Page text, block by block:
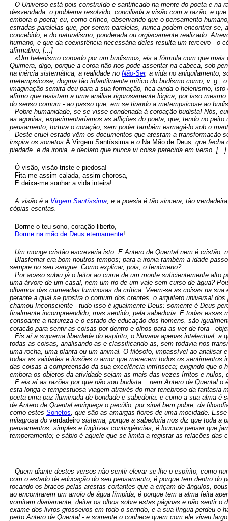
O Universo está pois construído e santificado na mente do poeta e na
desvendada, o problema resolvido, conciliada a visão com a razão, e
embora o poeta; eu, como crítico, observando que o pensamento
estradas paralelas que, por serem paralelas, nunca podem encontrar-
concebido, e do naturalismo, ponderada ou orgiacamente realizado.
humano, e que da coexistência necessária deles resulta um terceiro - o
afirmativo; [...]
«Um helenismo coroado por um budismo», eis a fórmula com que
Quimera, digo, porque a coroa não nos pode assentar na cabeça, sob
na inércia sistemática, a realidade no Não-Ser, a vida no aniquilamento,
metempsicose, dogma tão infantilmente mítico do budismo como, v. g.,
imaginação semita deu para a sua formação, fica ainda o helenismo,
afirmo que resistam a uma análise rigorosamente lógica, por isso
do senso comum - ao passo que, em se tirando a metempsicose ao
Pobre humanidade, se se visse condenada à coroação budista! Nós,
as agonias, experimentaríamos as aflições do poeta, que, tendo no
pensamento, tortura o coração, sem poder também esmagá-lo sob o
Deste cruel estado vêm os documentos que atestam a transformação
inspira os sonetos À Virgem Santíssimae o Na Mão de Deus, que fecha
piedade e da ironia, e declaro que nunca vi coisa parecida em verso. [...]
Ó visão, visão triste e piedosa!
Fita-me assim calada, assim chorosa,
E deixa-me sonhar a vida inteira!
A visão é a Virgem Santíssima, e a poesia é tão sincera, tão
cópias escritas.
Dorme o teu sono, coração liberto,
Dorme na mão de Deus eternamente!
Um monge cristão escreveria isto. E Antero de Quental nem é cristão,
Blasfemar era bom noutros tempos; para a ironia também a idade
sempre no seu sangue. Como explicar, pois, o fenómeno?
Por acaso subiu já o leitor ao cume de um monte suficientemente alto
uma árvore de um casal, nem um rio de um vale sem curso de água?
olhamos das cumeadas luminosas da crítica. Veem-se as coisas na
perante a qual se prostra o comum dos crentes, o arquiteto universal
chamou Inconsciente - tudo isso é igualmente Deus: somente é Deus
finalmente incompreendido, mas sentido, pela sabedoria. E todas
consoante a natureza e o estado de educação dos homens, são
coração para sentir as coisas por dentro e olhos para as ver de fora -
Eis aí a suprema liberdade do espírito, o Nirvana apenas intelectual, a
todas as coisas, analisando-as e classificando-as, sem todavia nos
uma rocha, uma planta ou um animal. O filósofo, impassível ao analisar
todas as vaidades e ilusões o amor que merecem todos os sentimentos
das coisas a compreensão da sua excelência intrínseca; exigindo que
embora os objetos da atividade sejam as mais das vezes írritos e nulos,
E eis aí as razões por que não sou budista... nem Antero de Quental
esta longa e tempestuosa viagem através do mar tenebroso da
poeta uma paz iluminada de bondade e sabedoria: e como a sua alma
de Antero de Quental enriqueça o pecúlio, por sinal bem pobre, da
como estes Sonetos, que são as amargas flores de uma mocidade.
milagrosa do verdadeiro sistema, porque a sabedoria nos diz que toda a
pensamentos, simples e fugitivas contingências, é loucura pensar que
temperamento; e sábio é aquele que se limita a registar as relações das
Quem diante destes versos não sentir elevar-se-lhe o espírito, como
com o estado de educação do seu pensamento, é porque tem dentro
roçando os braços pelas arestas cortantes que a eriçam de ângulos,
ao encontrarem um arroio de água límpida, é porque tem a alma feita
vomitam diariamente, deitar os olhos sobre estas páginas e não sentir
exame dos livros grosseiros em todo o sentido, e a sua língua perdeu o
perto Antero de Quental - e somente o conhece quem com ele viveu